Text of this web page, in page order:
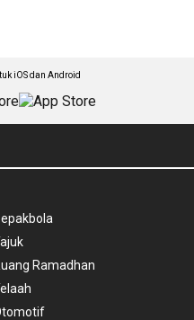
iOS dan Android
Ramadhan